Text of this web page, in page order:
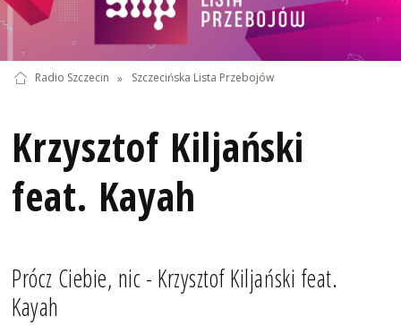
Radio Szczecin » Szczecińska Lista Przebojów
Krzysztof Kiljański
feat. Kayah
Prócz Ciebie, nic - Krzysztof Kiljański feat.
Kayah